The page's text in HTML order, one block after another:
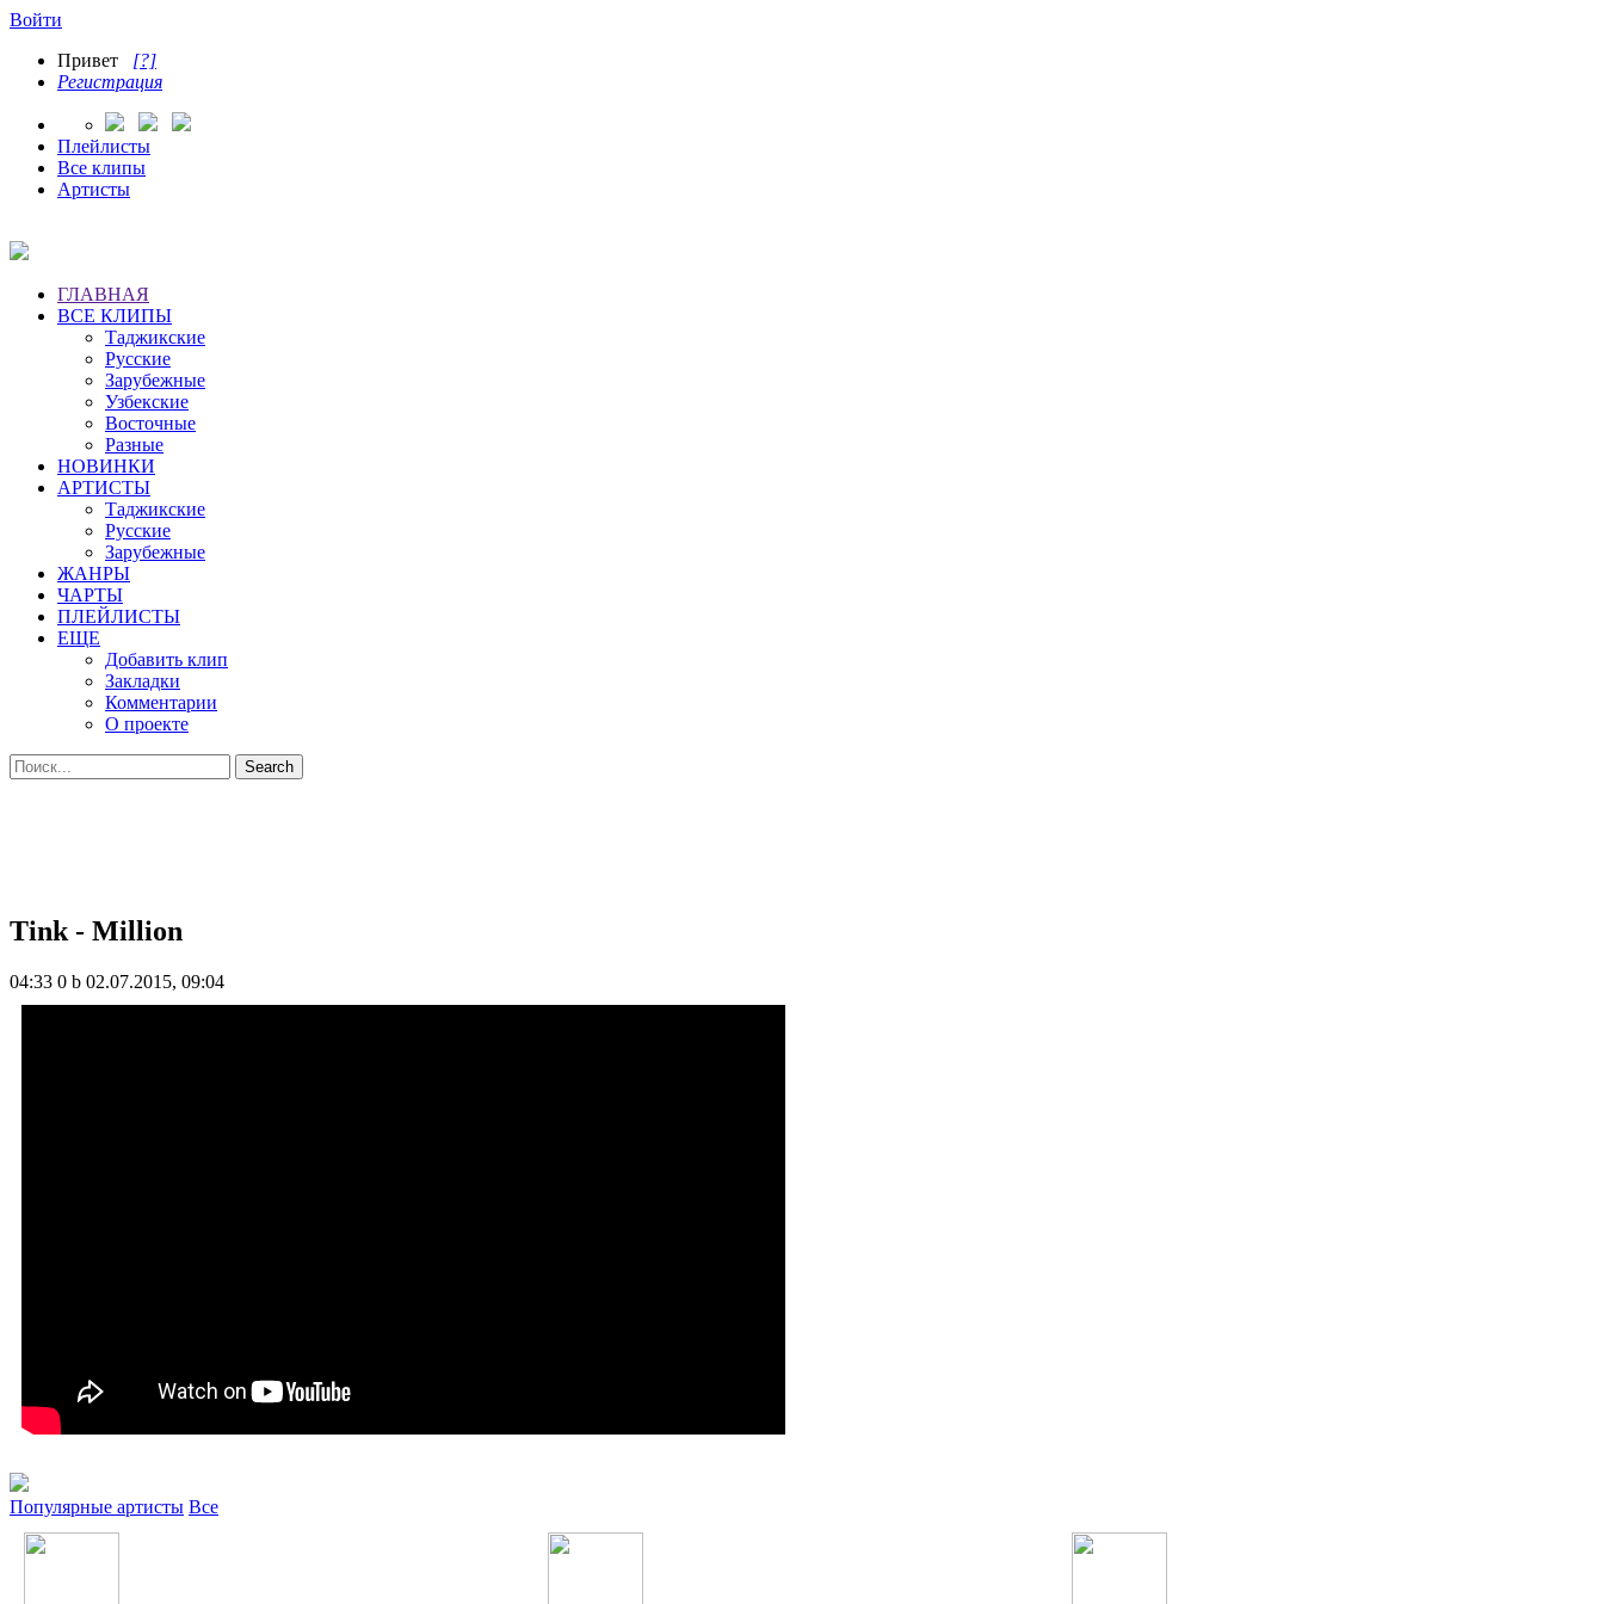
Войти
Привет [?]
Регистрация
Плейлисты
Все клипы
Артисты
ГЛАВНАЯ
ВСЕ КЛИПЫ
Таджикские
Русские
Зарубежные
Узбекские
Восточные
Разные
НОВИНКИ
АРТИСТЫ
Таджикские
Русские
Зарубежные
ЖАНРЫ
ЧАРТЫ
ПЛЕЙЛИСТЫ
ЕЩЕ
Добавить клип
Закладки
Комментарии
О проекте
Tink - Million
04:33 0 b 02.07.2015, 09:04
Популярные артисты Все